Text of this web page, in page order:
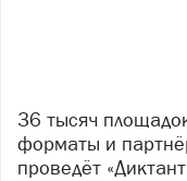
36 тысяч площадок, 75 стран мира, новые
форматы и
проведёт